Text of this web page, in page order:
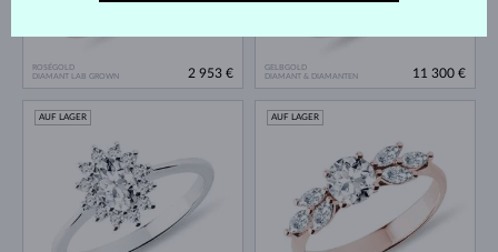
ROSÉGOLD
DIAMANT LAB GROWN
2 953 €
GELBGOLD
DIAMANT & DIAMANTEN
11 300 €
AUF LAGER AUF LAGER